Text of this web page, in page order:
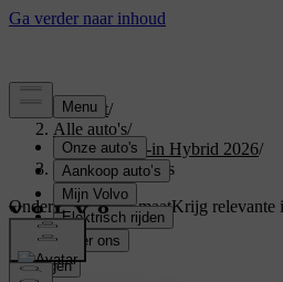
Support/
Alle auto's/
XC60 Plug-in Hybrid 2026/
Software-updates
Ondersteuning op maatKrijg relevante
specifieke auto.
Inloggen